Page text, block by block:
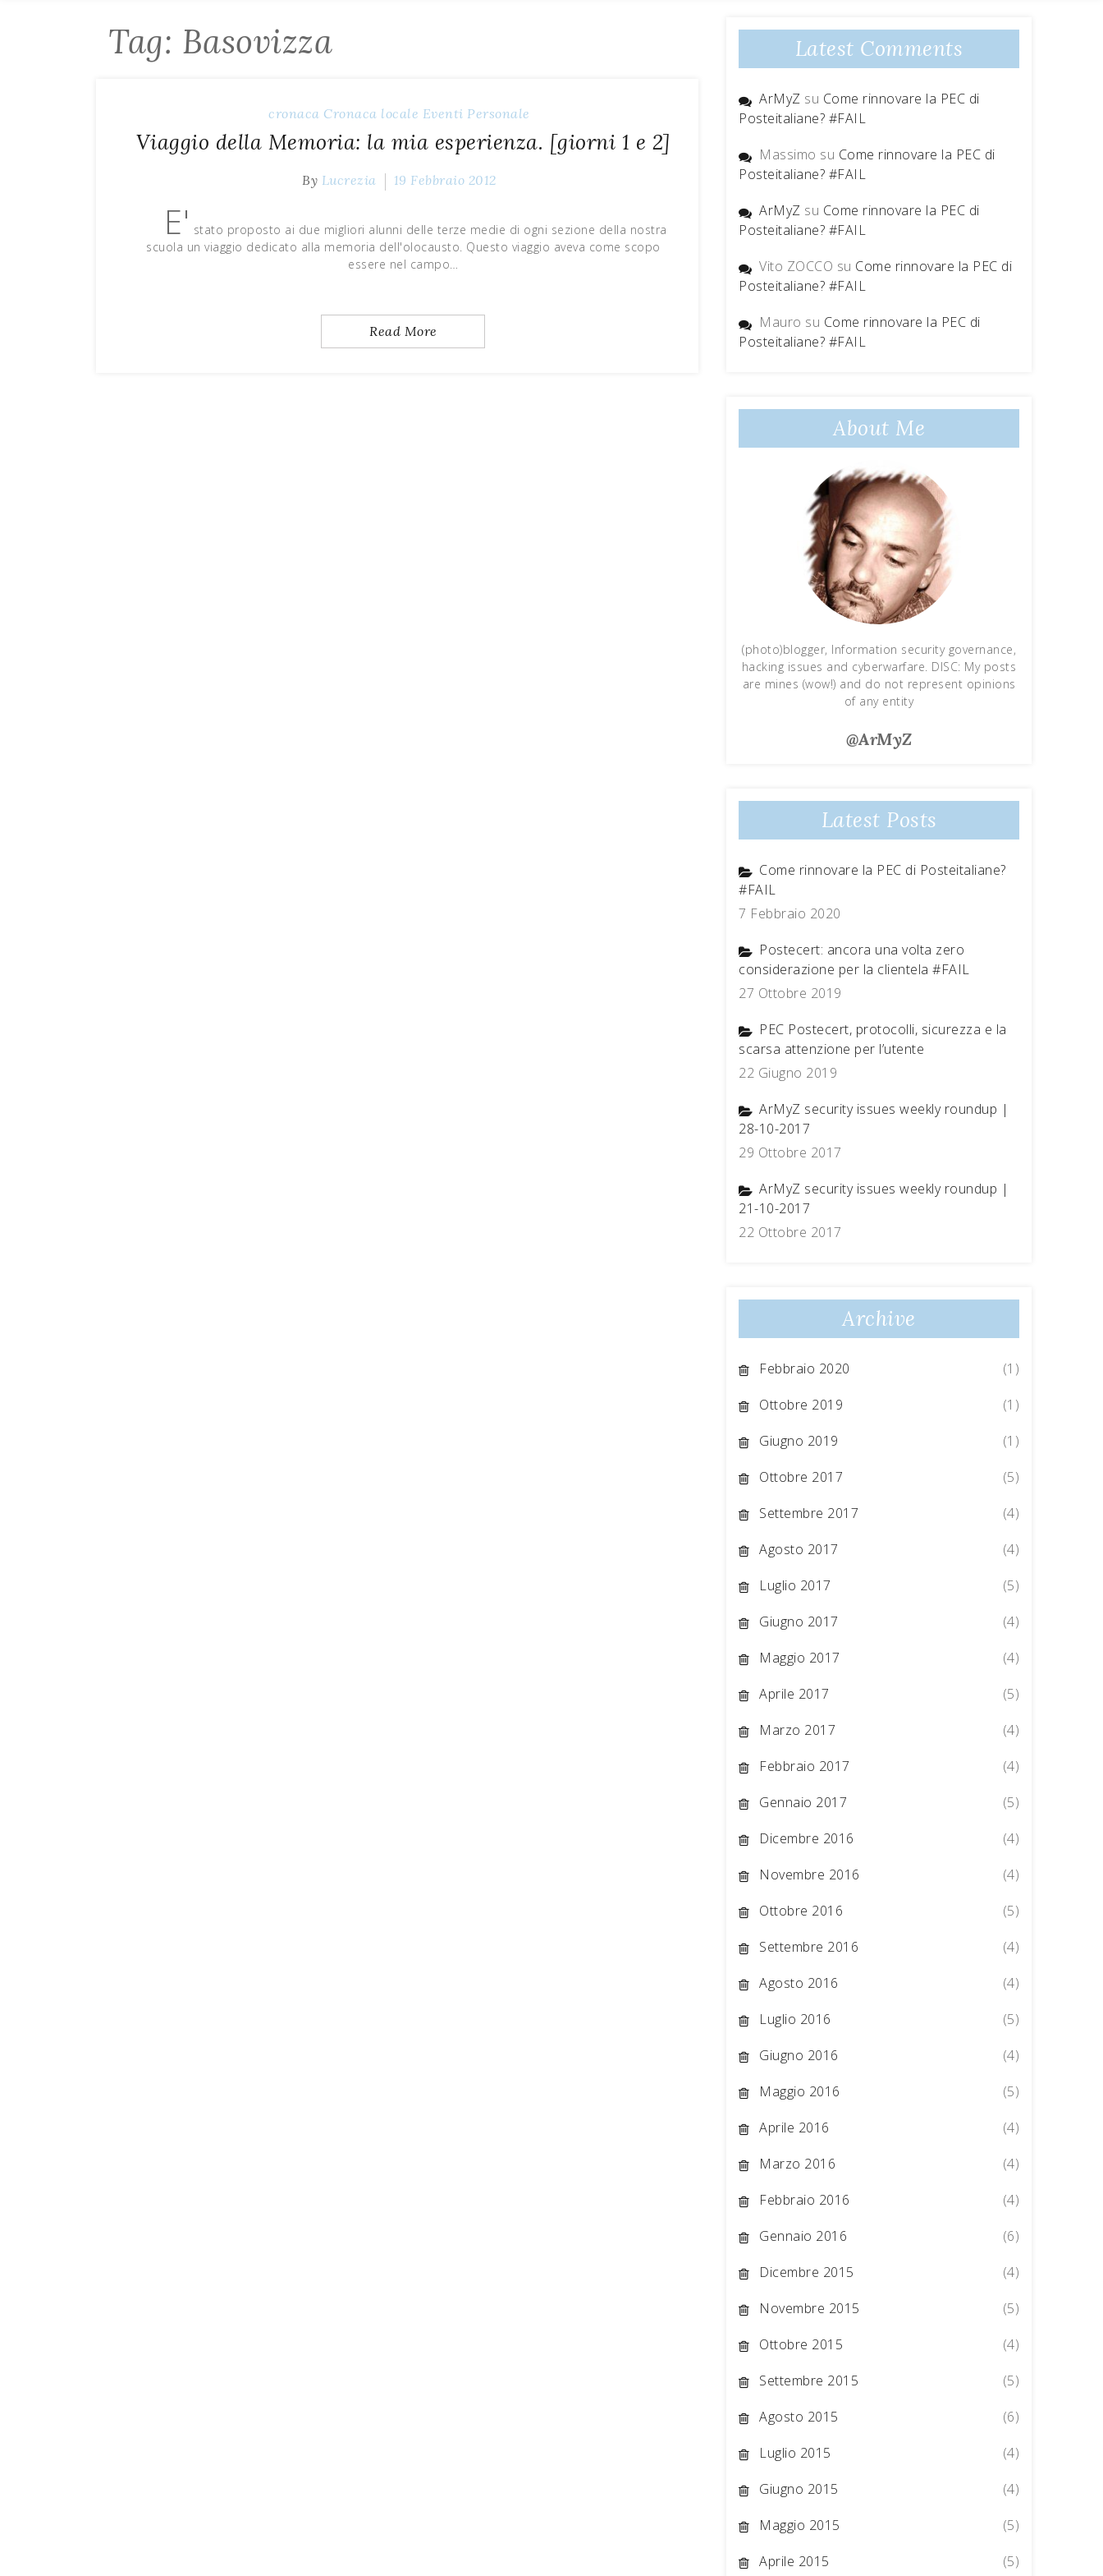
Tag: Basovizza
cronaca Cronaca locale Eventi Personale
Viaggio della Memoria: la mia esperienza. [giorni 1 e 2]
By Lucrezia 19 Febbraio 2012
E' stato proposto ai due migliori alunni delle terze medie di ogni sezione della nostra
scuola un viaggio dedicato alla memoria dell'olocausto. Questo viaggio aveva come scopo
essere nel campo…
Read More
Latest Comments
ArMyZ su Come rinnovare la PEC di
Posteitaliane? #FAIL
Massimo su Come rinnovare la PEC di
Posteitaliane? #FAIL
ArMyZ su Come rinnovare la PEC di
Posteitaliane? #FAIL
Vito ZOCCO su Come rinnovare la PEC di
Posteitaliane? #FAIL
Mauro su Come rinnovare la PEC di
Posteitaliane? #FAIL
About Me
(photo)blogger, Information security governance,
hacking issues and cyberwarfare. DISC: My posts
are mines (wow!) and do not represent opinions
of any entity
@ArMyZ
Latest Posts
Come rinnovare la PEC di Posteitaliane?
#FAIL
7 Febbraio 2020
Postecert: ancora una volta zero
considerazione per la clientela #FAIL
27 Ottobre 2019
PEC Postecert, protocolli, sicurezza e la
scarsa attenzione per l’utente
22 Giugno 2019
ArMyZ security issues weekly roundup |
28-10-2017
29 Ottobre 2017
ArMyZ security issues weekly roundup |
21-10-2017
22 Ottobre 2017
Archive
Febbraio 2020
(1)
Ottobre 2019
(1)
Giugno 2019
(1)
Ottobre 2017
(5)
Settembre 2017
(4)
Agosto 2017
(4)
Luglio 2017
(5)
Giugno 2017
(4)
Maggio 2017
(4)
Aprile 2017
(5)
Marzo 2017
(4)
Febbraio 2017
(4)
Gennaio 2017
(5)
Dicembre 2016
(4)
Novembre 2016
(4)
Ottobre 2016
(5)
Settembre 2016
(4)
Agosto 2016
(4)
Luglio 2016
(5)
Giugno 2016
(4)
Maggio 2016
(5)
Aprile 2016
(4)
Marzo 2016
(4)
Febbraio 2016
(4)
Gennaio 2016
(6)
Dicembre 2015
(4)
Novembre 2015
(5)
Ottobre 2015
(4)
Settembre 2015
(5)
Agosto 2015
(6)
Luglio 2015
(4)
Giugno 2015
(4)
Maggio 2015
(5)
Aprile 2015
(5)